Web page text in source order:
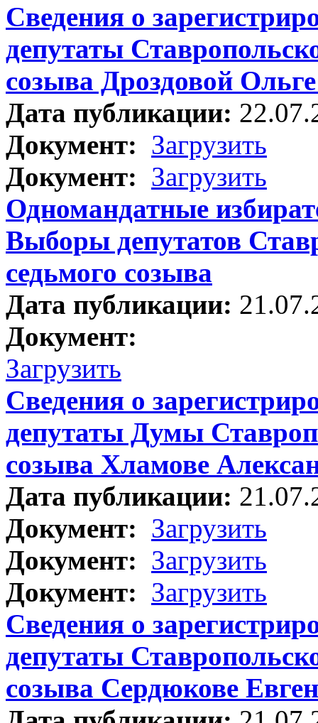
Сведения о
депутаты
созыва Дроздовой
Дата публикации:
Документ: Загрузить
Документ: Загрузить
Одномандатные
Выборы депутатов
седьмого созыва
Дата публикации:
Документ:
Загрузить
Сведения о
депутаты Думы
созыва Хламове
Дата публикации:
Документ: Загрузить
Документ: Загрузить
Документ: Загрузить
Сведения о
депутаты
созыва Сердюкове